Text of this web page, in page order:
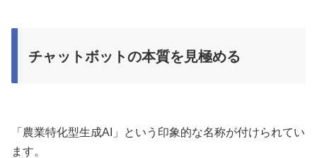
チャットボットの本質を見極める
「農業特化型生成AI」という印象的な名称が付けられてい
ます。